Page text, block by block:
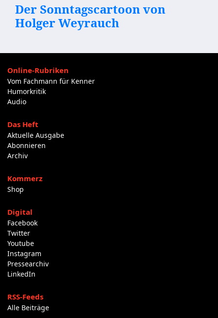
Der Sonntagscartoon von
Holger Weyrauch
Online-Rubriken
Vom Fachmann für Kenner
Humorkritik
Audio
Das Heft
Aktuelle Ausgabe
Abonnieren
Archiv
Kommerz
Shop
Digital
Facebook
Twitter
Youtube
Instagram
Pressearchiv
LinkedIn
RSS-Feeds
Alle Beiträge